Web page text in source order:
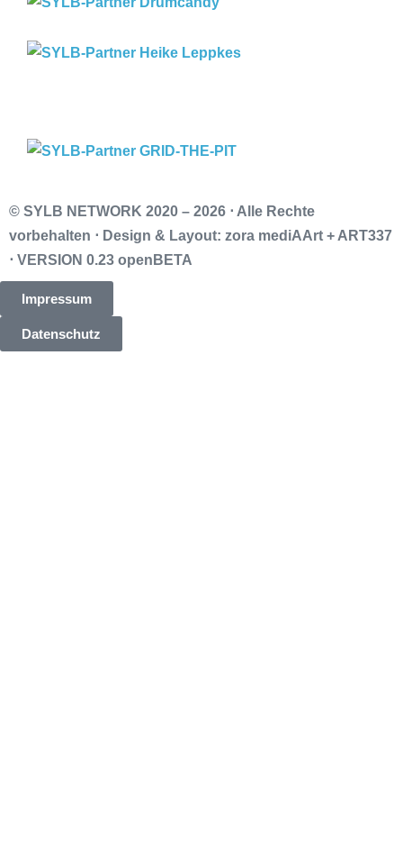
© SYLB NETWORK 2020 – 2026 ⋅ Alle Rechte
vorbehalten ⋅ Design & Layout: zora mediAArt + ART337
⋅ VERSION 0.23 openBETA
Impressum
Datenschutz